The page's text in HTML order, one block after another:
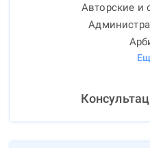
Авторские и